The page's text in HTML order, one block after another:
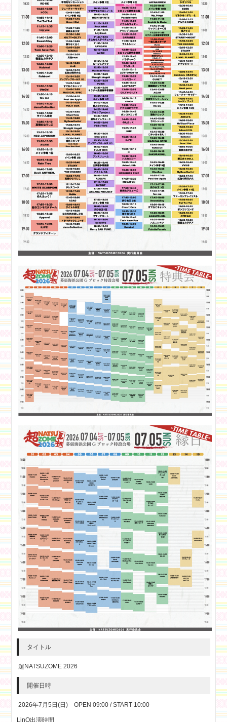
タイトル
超NATSUZOME 2026
開催日時
2026年7月5日(日) OPEN 09:00 / START 10:00
LinQ出演時間